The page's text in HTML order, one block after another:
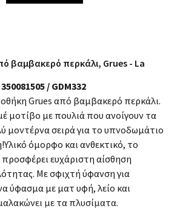
βαμβακερό περκάλι, Grues - La
350081505 / GDM332
Grues από βαμβακερό περκάλι.
μοτίβο με πουλιά που ανοίγουν τα
μοντέρνα σειρά για το υπνοδωμάτιο
Υλικό όμορφο και ανθεκτικό, το
ευχάριστη αίσθηση
Με σφιχτή ύφανση για
ύφασμα με ματ υφή, λείο και
με τα πλυσίματα.